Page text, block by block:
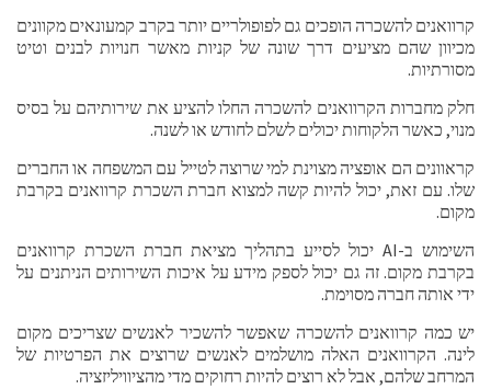
קרוואנים להשכרה הופכים גם לפופולריים יותר בקרב קמעונאים מקוונים
מכיוון שהם מציעים דרך שונה של קניות מאשר חנויות לבנים וטיט
מסורתיות.
חלק מחברות הקרוואנים להשכרה החלו להציע את שירותיהם על בסיס
מנוי, כאשר הלקוחות יכולים לשלם לחודש או לשנה.
קראוונים הם אופציה מצוינת למי שרוצה לטייל עם המשפחה או החברים
שלו. עם זאת, יכול להיות קשה למצוא חברת השכרת קרוואנים בקרבת
מקום.
השימוש ב-AI יכול לסייע בתהליך מציאת חברת השכרת קרוואנים
בקרבת מקום. זה גם יכול לספק מידע על איכות השירותים הניתנים על
ידי אותה חברה מסוימת.
יש כמה קרוואנים להשכרה שאפשר להשכיר לאנשים שצריכים מקום
לינה. הקרוואנים האלה מושלמים לאנשים שרוצים את הפרטיות של
המרחב שלהם, אבל לא רוצים להיות רחוקים מדי מהציוויליזציה.